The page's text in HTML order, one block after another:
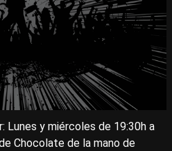
Lunes y miércoles de 19:30h a
Chocolate de la mano de